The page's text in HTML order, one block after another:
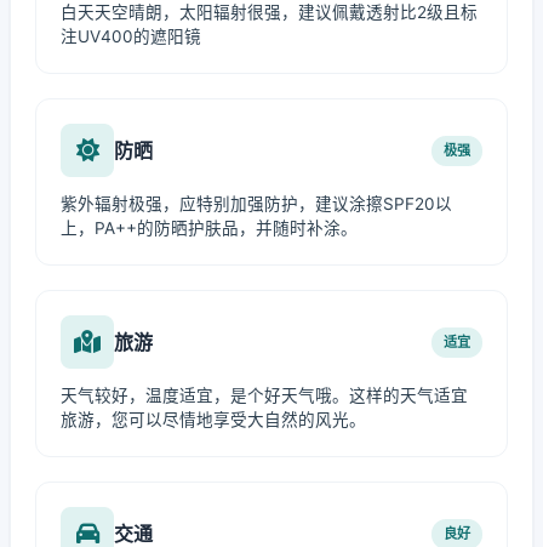
白天天空晴朗，太阳辐射很强，建议佩戴透射比2级且标
注UV400的遮阳镜
防晒 极强
紫外辐射极强，应特别加强防护，建议涂擦SPF20以
上，PA++的防晒护肤品，并随时补涂。
旅游 适宜
天气较好，温度适宜，是个好天气哦。这样的天气适宜
旅游，您可以尽情地享受大自然的风光。
交通 良好